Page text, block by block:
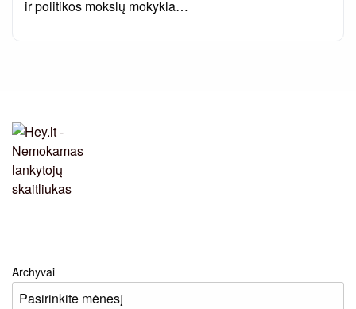
ir politikos mokslų mokykla…
Archyvai